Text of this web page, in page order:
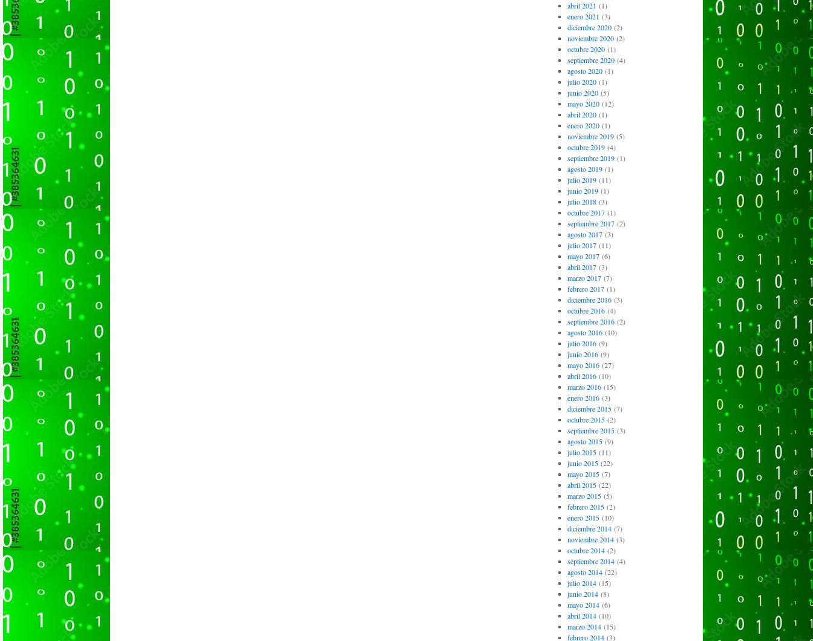
abril 2021 (1)
enero 2021 (3)
diciembre 2020(2)
noviembre 2020(2)
octubre 2020(1)
septiembre 2020(4)
agosto 2020(1)
julio 2020(1)
junio 2020(5)
mayo 2020(12)
abril 2020(1)
enero 2020(1)
noviembre 2019(5)
octubre 2019(4)
septiembre 2019(1)
agosto 2019(1)
julio 2019(11)
junio 2019(1)
julio 2018(3)
octubre 2017(1)
septiembre 2017(2)
agosto 2017(3)
julio 2017(11)
mayo 2017(6)
abril 2017(3)
marzo 2017(7)
febrero 2017(1)
diciembre 2016(3)
octubre 2016(4)
septiembre 2016(2)
agosto 2016(10)
julio 2016(9)
junio 2016(9)
mayo 2016(27)
abril 2016(10)
marzo 2016(15)
enero 2016(3)
diciembre 2015(7)
octubre 2015(2)
septiembre 2015(3)
agosto 2015(9)
julio 2015(11)
junio 2015(22)
mayo 2015(7)
abril 2015(22)
marzo 2015(5)
febrero 2015(2)
enero 2015(10)
diciembre 2014(7)
noviembre 2014(3)
octubre 2014(2)
septiembre 2014(4)
agosto 2014(22)
julio 2014(15)
junio 2014(8)
mayo 2014(6)
abril 2014(10)
marzo 2014(15)
febrero 2014(3)